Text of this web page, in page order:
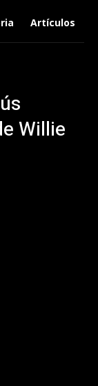
Artículos
Willie